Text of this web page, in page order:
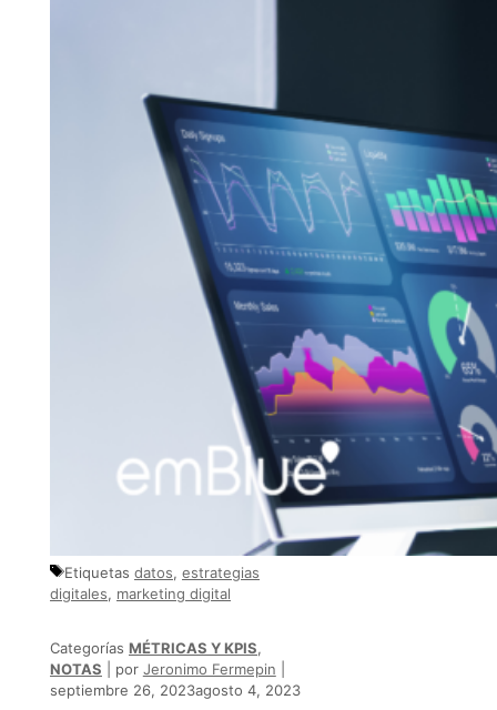
Etiquetas datos, estrategias
digitales, marketing digital
Categorías MÉTRICAS Y KPIS,
NOTAS
por Jeronimo Fermepin
septiembre 26, 2023agosto 4, 2023